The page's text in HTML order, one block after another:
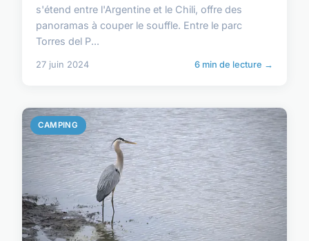
s'étend entre l'Argentine et le Chili, offre des
panoramas à couper le souffle. Entre le parc
Torres del P...
27 juin 2024 6 min de lecture →
CAMPING